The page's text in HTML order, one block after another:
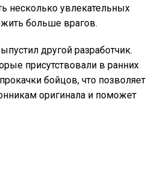
несколько увлекательных
больше врагов.
другой разработчик.
присутствовали в ранних
бойцов, что позволяет
оригинала и поможет